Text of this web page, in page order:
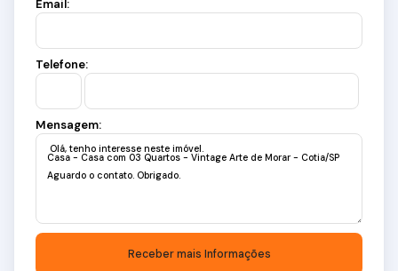
Email:
Telefone:
Mensagem: